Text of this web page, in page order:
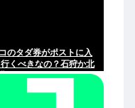
のタダ券がポストに入
くべきなの？石狩か北
だよな